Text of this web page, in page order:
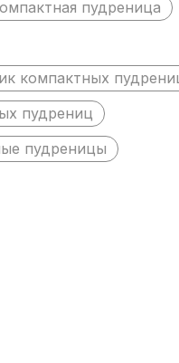
пудреница
компактных
пудрениц
пудреницы